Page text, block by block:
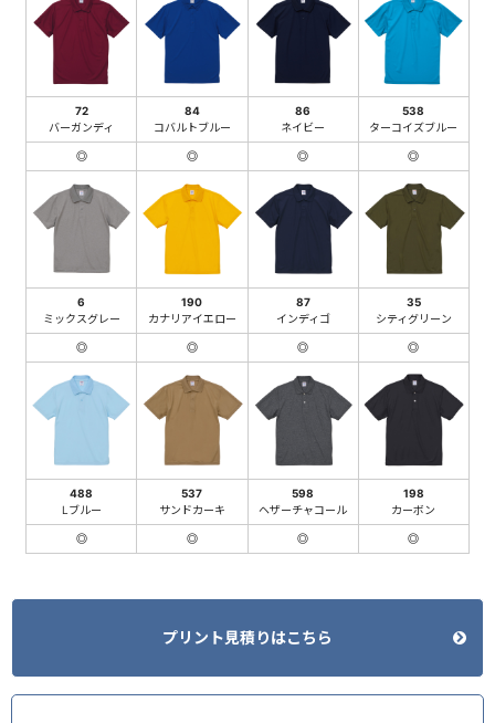
72
バーガンディ
◎
84
コバルトブルー
◎
86
ネイビー
◎
538
ターコイズブルー
◎
6
ミックスグレー
◎
190
カナリアイエロー
◎
87
インディゴ
◎
35
シティグリーン
◎
488
Lブルー
◎
537
サンドカーキ
◎
598
ヘザーチャコール
◎
198
カーボン
◎
プリント見積りはこちら